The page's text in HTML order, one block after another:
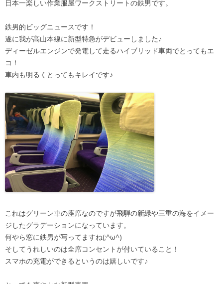
日本一楽しい作業服屋ワークストリートの鉄男です。
鉄男的ビッグニュースです！
遂に我が高山本線に新型特急がデビューしました♪
ディーゼルエンジンで発電して走るハイブリッド車両でとってもエ
コ！
車内も明るくとってもキレイです♪
これはグリーン車の座席なのですが飛騨の新緑や三重の海をイメー
ジしたグラデーションになっています。
何やら窓に鉄男が写ってますね(;^ω^)
そしてうれしいのは全席コンセントが付いていること！
スマホの充電ができるというのは嬉しいです♪